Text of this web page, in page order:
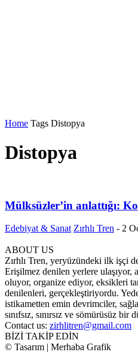
Home Tags Distopya
Distopya
Mülksüzler’in anlattığı:
Edebiyat & Sanat Zırhlı Tren - 2
ABOUT US
Zırhlı Tren, yeryüzündeki ilk işçi
Erişilmez denilen yerlere ulaşıyor,
oluyor, organize ediyor, eksikleri
denilenleri, gerçekleştiriyordu.
istikametten emin devrimciler,
sınıfsız, sınırsız ve sömürüsüz
Contact us: zirhlitren@gmail.com
BİZİ TAKİP EDİN
© Tasarım | Merhaba Grafik